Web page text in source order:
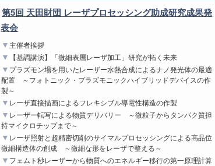
第5回 天田財団 レーザプロセッシング助成研究成果発
表会
主催者挨拶
【基調講演】「微細表層レーザ加工」研究が拓く未来
プラズモン場を用いたレーザー水熱合成によるナノ発光体の最適
配置 ～フォトニック・プラズモニックハイブリッドデバイスの作
製～
レーザ直接描画によるフレキシブル導電性構造の作製
レーザー転写による物質デリバリー ～微粒子からタンパク質担
持マイクロチップまで～
レーザ照射と超精密切削のサイマルプロセッシングによる高品位
微細構造体の創成 ～微細な形をレーザで整える～
フェムト秒レーザーから物質へのエネルギー移行の第一原理計算